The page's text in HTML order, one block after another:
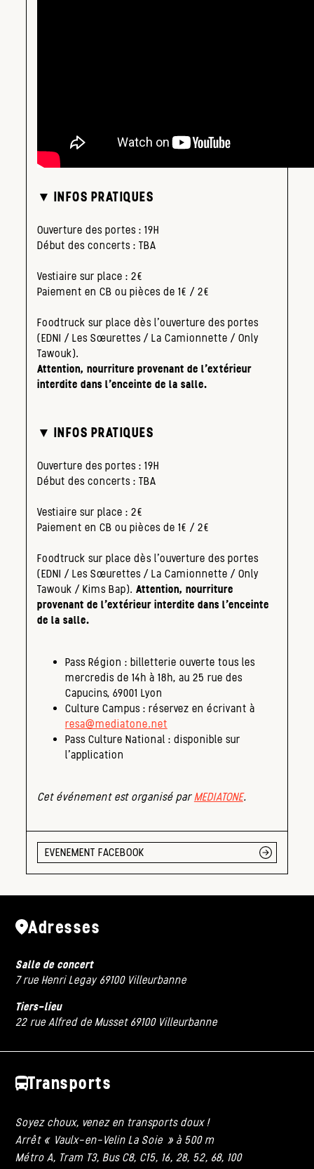
▼ INFOS PRATIQUES
Ouverture des portes : 19H
Début des concerts : TBA
Vestiaire sur place : 2€
Paiement en CB ou pièces de 1€ / 2€
Foodtruck sur place dès l’ouverture des portes
(EDNI / Les Sœurettes / La Camionnette / Only
Tawouk).
Attention, nourriture provenant de l’extérieur
interdite dans l’enceinte de la salle.
▼ INFOS PRATIQUES
Ouverture des portes : 19H
Début des concerts : TBA
Vestiaire sur place : 2€
Paiement en CB ou pièces de 1€ / 2€
Foodtruck sur place dès l’ouverture des portes
(EDNI / Les Sœurettes / La Camionnette / Only
Tawouk / Kims Bap). Attention, nourriture
provenant de l’extérieur interdite dans l’enceinte
de la salle.
Pass Région : billetterie ouverte tous les
mercredis de 14h à 18h, au 25 rue des
Capucins, 69001 Lyon
Culture Campus : réservez en écrivant à
resa@mediatone.net
Pass Culture National : disponible sur
l’application
Cet événement est organisé parMEDIATONE.
EVENEMENT FACEBOOK
Adresses
Salle de concert
7 rue Henri Legay 69100 Villeurbanne
Tiers-lieu
22 rue Alfred de Musset 69100 Villeurbanne
Transports
Soyez choux, venez en transports doux !
Arrêt « Vaulx-en-Velin La Soie » à 500 m
Métro A, Tram T3, Bus C8, C15, 16, 28, 52, 68, 100